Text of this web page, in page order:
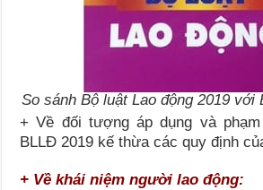
So sánh Bộ luật Lao động 2019 với
+ Về đối tượng áp dụng và
BLLĐ 2019 kế thừa các quy định
+ Về khái niệm người lao động: